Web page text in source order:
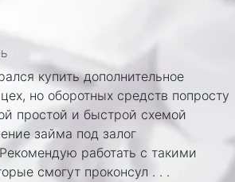
купить дополнительное
но оборотных средств попросту
простой и быстрой схемой
займа под залог
работать с такими
смогут проконсул . . .